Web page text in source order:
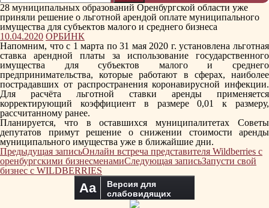
28 муниципальных образований Оренбургской области уже
приняли решение о льготной арендой оплате муниципального
имущества для субъектов малого и среднего бизнеса
10.04.2020 ОРБИНК
Напомним, что с 1 марта по 31 мая 2020 г. установлена льготная
ставка арендной платы за использование государственного
имущества для субъектов малого и среднего
предпринимательства, которые работают в сферах, наиболее
пострадавших от распространения коронавирусной инфекции.
Для расчёта льготной ставки аренды применяется
корректирующий коэффициент в размере 0,01 к размеру,
рассчитанному ранее.
Планируется, что в оставшихся муниципалитетах Советы
депутатов примут решение о снижении стоимости аренды
муниципального имущества уже в ближайшие дни.
Навигация
по
записям
Предыдущая записьОнлайн встреча представителя Wildberries с
оренбургскими бизнесменамиСледующая записьЗапусти свой
бизнес с WILDBERRIES
Aa
Версия для
слабовидящих